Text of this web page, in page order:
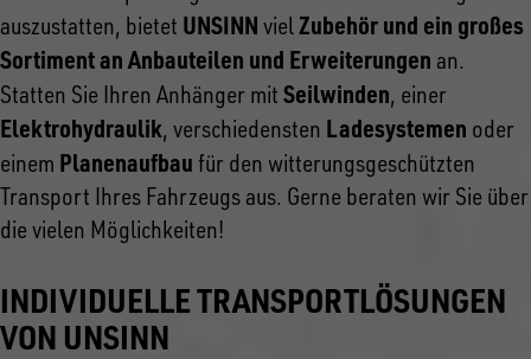
auszustatten, bietet UNSINN vielZubehör und ein großes
Sortiment an Anbauteilen und Erweiterungen an.
Statten Sie Ihren Anhänger mit Seilwinden, einer
Elektrohydraulik, verschiedensten Ladesystemen oder
einem Planenaufbau für den witterungsgeschützten
Transport Ihres Fahrzeugs aus. Gerne beraten wir Sie über
die vielen Möglichkeiten!
INDIVIDUELLE TRANSPORTLÖSUNGEN
VON UNSINN